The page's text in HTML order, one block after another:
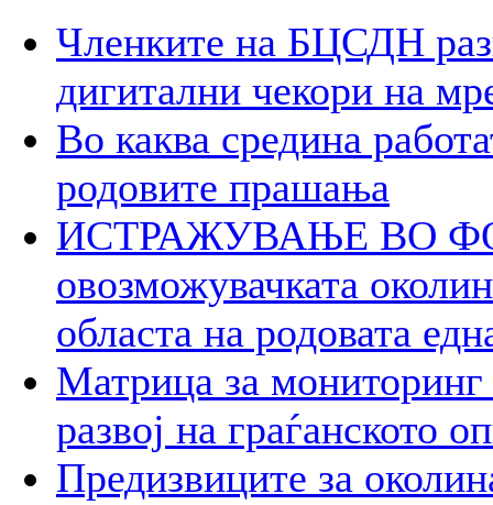
Членките на БЦСДН
дигитални чекори на
Во каква средина
родовите прашања
ИСТРАЖУВАЊЕ ВО
овозможувачката
областа на родовата
Матрица за мониторинг
развој на граѓанското
Предизвиците за